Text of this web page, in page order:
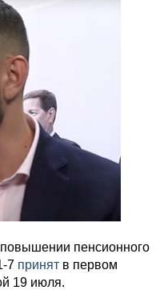
пенсионного
7 принят в первом
19 июля.